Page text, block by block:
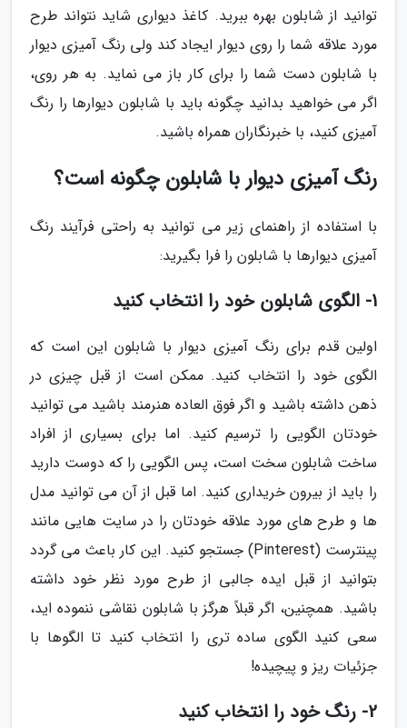
توانید از شابلون بهره ببرید. کاغذ دیواری شاید نتواند طرح
مورد علاقه شما را روی دیوار ایجاد کند ولی رنگ آمیزی دیوار
با شابلون دست شما را برای کار باز می نماید. به هر روی،
اگر می خواهید بدانید چگونه باید با شابلون دیوارها را رنگ
آمیزی کنید، با خبرنگاران همراه باشید.
رنگ آمیزی دیوار با شابلون چگونه است؟
با استفاده از راهنمای زیر می توانید به راحتی فرآیند رنگ
آمیزی دیوارها با شابلون را فرا بگیرید:
1- الگوی شابلون خود را انتخاب کنید
اولین قدم برای رنگ آمیزی دیوار با شابلون این است که
الگوی خود را انتخاب کنید. ممکن است از قبل چیزی در
ذهن داشته باشید و اگر فوق العاده هنرمند باشید می توانید
خودتان الگویی را ترسیم کنید. اما برای بسیاری از افراد
ساخت شابلون سخت است، پس الگویی را که دوست دارید
را باید از بیرون خریداری کنید. اما قبل از آن می توانید مدل
ها و طرح های مورد علاقه خودتان را در سایت هایی مانند
پینترست (Pinterest) جستجو کنید. این کار باعث می گردد
بتوانید از قبل ایده جالبی از طرح مورد نظر خود داشته
باشید. همچنین، اگر قبلاً هرگز با شابلون نقاشی ننموده اید،
سعی کنید الگوی ساده تری را انتخاب کنید تا الگوها با
جزئیات ریز و پیچیده!
2- رنگ خود را انتخاب کنید